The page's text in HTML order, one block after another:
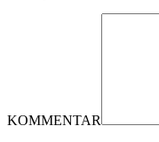
KOMMENTAR